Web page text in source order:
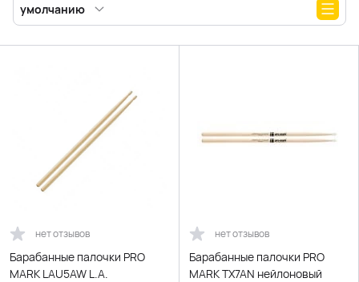
умолчанию
нет отзывов
Барабанные палочки PRO
MARK LAU5AW L.A.
нет отзывов
Барабанные палочки PRO
MARK TX7AN нейлоновый